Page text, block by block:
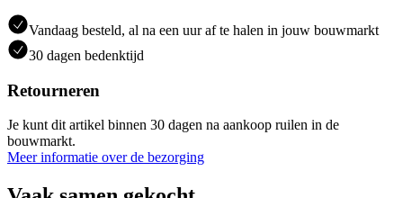
Vandaag besteld, al na een uur af te halen in jouw bouwmarkt
30 dagen bedenktijd
Retourneren
Je kunt dit artikel binnen 30 dagen na aankoop ruilen in de
bouwmarkt.
Meer informatie over de bezorging